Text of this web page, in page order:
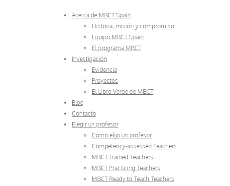
Acerca de MBCT Spain
Historia, misión y compromiso
Equipo MBCT Spain
El programa MBCT
Investigación
Evidencia
Proyectos
El Libro Verde de MBCT
Blog
Contacto
Elegir un profesor
Cómo elijo un profesor
Competency-assessed Teachers
MBCT Trained Teachers
MBCT Practicing Teachers
MBCT Ready to Teach Teachers